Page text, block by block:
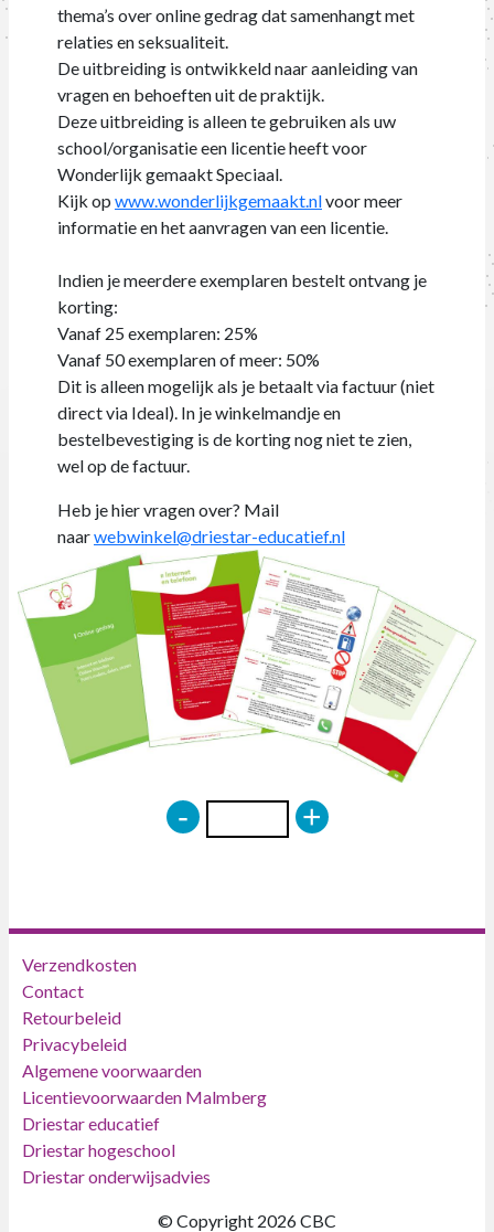
thema’s over online gedrag dat samenhangt met
relaties en seksualiteit.
De uitbreiding is ontwikkeld naar aanleiding van
vragen en behoeften uit de praktijk.
Deze uitbreiding is alleen te gebruiken als uw
school/organisatie een licentie heeft voor
Wonderlijk gemaakt Speciaal.
Kijk op www.wonderlijkgemaakt.nlvoor meer
informatie en het aanvragen van een licentie.
Indien je meerdere exemplaren bestelt ontvang je
korting:
Vanaf 25 exemplaren: 25%
Vanaf 50 exemplaren of meer: 50%
Dit is alleen mogelijk als je betaalt via factuur (niet
direct via Ideal). In je winkelmandje en
bestelbevestiging is de korting nog niet te zien,
wel op de factuur.
Heb je hier vragen over? Mail
naarwebwinkel@driestar-educatief.nl
- +
Verzendkosten
Contact
Retourbeleid
Privacybeleid
Algemene voorwaarden
Licentievoorwaarden Malmberg
Driestar educatief
Driestar hogeschool
Driestar onderwijsadvies
© Copyright 2026 CBC